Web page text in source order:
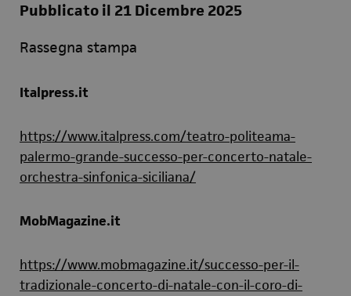
Pubblicato il 21 Dicembre 2025
Rassegna stampa
Italpress.it
https://www.italpress.com/teatro-politeama-
palermo-grande-successo-per-concerto-natale-
orchestra-sinfonica-siciliana/
MobMagazine.it
https://www.mobmagazine.it/successo-per-il-
tradizionale-concerto-di-natale-con-il-coro-di-